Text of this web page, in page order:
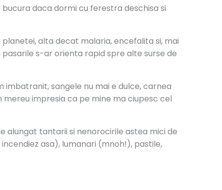
daca dormi cu ferestra deschisa si
alta decat malaria, encefalita si, mai
s-ar orienta rapid spre alte surse de
sangele nu mai e dulce, carnea
impresia ca pe mine ma ciupesc cel
alungat tantarii si nenorocirile astea mici de
asa), lumanari (mnoh!), pastile,